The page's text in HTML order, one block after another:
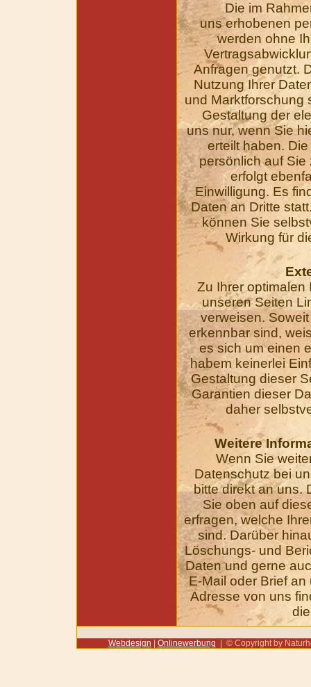
Die im
uns erhobenen
werden ohne
Anfragen genutzt.
Nutzung Ihrer
und Marktforschung
Gestaltung der
uns nur, wenn Sie
erteilt haben.
persönlich auf
erfolgt
Einwilligung. Es
Daten an Dritte
können Sie
Wirkung für
Zu Ihrer optimalen
unseren Seiten
verweisen.
erkennbar sind,
es sich um einen
habem keinerlei
Gestaltung dieser
Garantien dieser
daher
Weitere
Wenn Sie
Datenschutz bei
bitte direkt an uns.
Sie oben auf
erfragen, welche
sind. Darüber
Löschungs- und
Daten und gerne
E-Mail oder Brief
Adresse von uns
Webdesign Onlinewerbung | © Copyright by